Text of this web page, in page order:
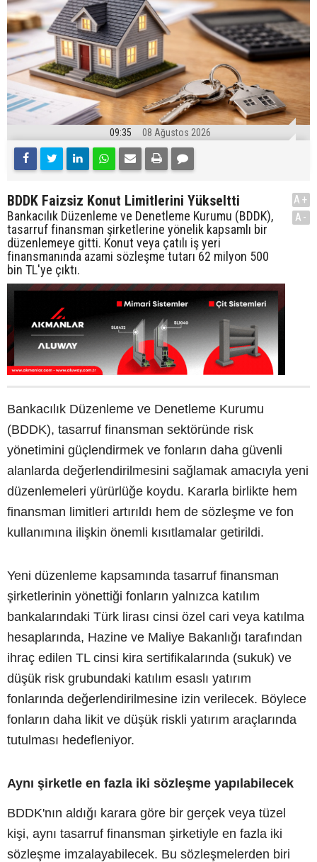
09:35 08 Ağustos 2026
BDDK Faizsiz Konut Limitlerini Yükseltti
Bankacılık Düzenleme ve Denetleme Kurumu (BDDK),
tasarruf finansman şirketlerine yönelik kapsamlı bir
düzenlemeye gitti. Konut veya çatılı iş yeri
finansmanında azami sözleşme tutarı 62 milyon 500
bin TL'ye çıktı.
A+
A-
Bankacılık Düzenleme ve Denetleme Kurumu
(BDDK), tasarruf finansman sektöründe risk
yönetimini güçlendirmek ve fonların daha güvenli
alanlarda değerlendirilmesini sağlamak amacıyla yeni
düzenlemeleri yürürlüğe koydu. Kararla birlikte hem
finansman limitleri artırıldı hem de sözleşme ve fon
kullanımına ilişkin önemli kısıtlamalar getirildi.
Yeni düzenleme kapsamında tasarruf finansman
şirketlerinin yönettiği fonların yalnızca katılım
bankalarındaki Türk lirası cinsi özel cari veya katılma
hesaplarında, Hazine ve Maliye Bakanlığı tarafından
ihraç edilen TL cinsi kira sertifikalarında (sukuk) ve
düşük risk grubundaki katılım esaslı yatırım
fonlarında değerlendirilmesine izin verilecek. Böylece
fonların daha likit ve düşük riskli yatırım araçlarında
tutulması hedefleniyor.
Aynı şirketle en fazla iki sözleşme yapılabilecek
BDDK'nın aldığı karara göre bir gerçek veya tüzel
kişi, aynı tasarruf finansman şirketiyle en fazla iki
sözleşme imzalayabilecek. Bu sözleşmelerden biri